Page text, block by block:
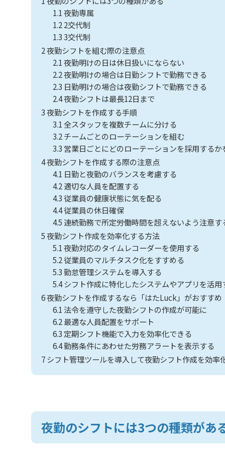
1.1夜勤専属
1.22交代制
1.33交代制
2夜勤シフトを組む際の注意点
2.1夜勤明けの日は休日扱いにならない
2.2夜勤明けの場合は日勤シフトで勤務できる
2.3 日勤明けの場合は夜勤シフトで勤務できる
2.4夜勤シフトは最長12日まで
3夜勤シフトを作成する手順
3.1 全スタッフを複数チームに分ける
3.2チームごとのローテーションを組む
3.3 営業日ごとにどのローテーションを採用するか
4夜勤シフトを作成する際の注意点
4.1 日勤と夜勤のバランスを考慮する
4.2適切な人員を配置する
4.3従業員の健康状態に気を配る
4.4従業員の休日確保
4.5 連続勤務で所定労働時間を超えないよう注意す
5夜勤シフト作成を効率化する方法
5.1夜勤対応のタイムレコーダーを使用する
5.2従業員のマルチタスク化をすすめる
5.3勤怠管理システムを導入する
5.4シフト作成に特化したシステムやアプリを活用
6夜勤シフトを作成するなら「はたLuck」がおすすめ
6.1法令を遵守した夜勤シフトの作成が可能に
6.2最適な人員配置をサポート
6.3 定期シフト機能で入力を効率化できる
6.4勤務条件にあわせた労務アラートを表示する
7シフト管理ツールを導入して夜勤シフト作成を効率
夜勤のシフトには3つの種類があ